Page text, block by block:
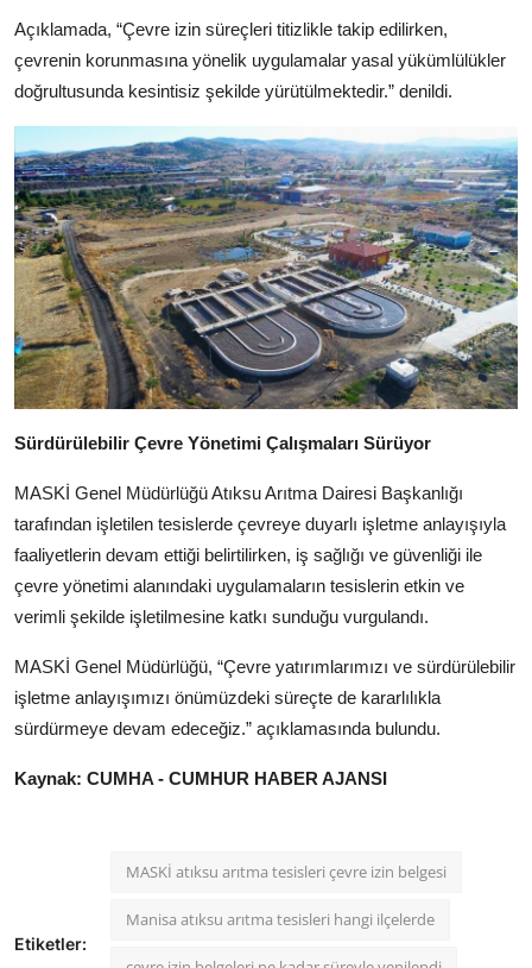
Açıklamada, “Çevre izin süreçleri titizlikle takip edilirken,
çevrenin korunmasına yönelik uygulamalar yasal yükümlülükler
doğrultusunda kesintisiz şekilde yürütülmektedir.” denildi.
Sürdürülebilir Çevre Yönetimi Çalışmaları Sürüyor
MASKİ Genel Müdürlüğü Atıksu Arıtma Dairesi Başkanlığı
tarafından işletilen tesislerde çevreye duyarlı işletme anlayışıyla
faaliyetlerin devam ettiği belirtilirken, iş sağlığı ve güvenliği ile
çevre yönetimi alanındaki uygulamaların tesislerin etkin ve
verimli şekilde işletilmesine katkı sunduğu vurgulandı.
MASKİ Genel Müdürlüğü, “Çevre yatırımlarımızı ve sürdürülebilir
işletme anlayışımızı önümüzdeki süreçte de kararlılıkla
sürdürmeye devam edeceğiz.” açıklamasında bulundu.
Kaynak: CUMHA - CUMHUR HABER AJANSI
Etiketler:
MASKİ atıksu arıtma tesisleri çevre izin belgesi
Manisa atıksu arıtma tesisleri hangi ilçelerde